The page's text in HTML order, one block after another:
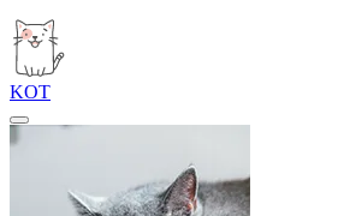
KOT